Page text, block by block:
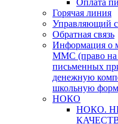
Оплата
Горячая линия
Управляющий
Обратная связь
Информация о
ММС (право на
письменных
денежную
школьную
НОКО
НОКО.